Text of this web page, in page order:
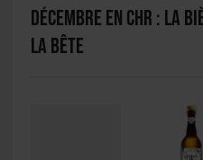
Décembre en CHR : la
la bête